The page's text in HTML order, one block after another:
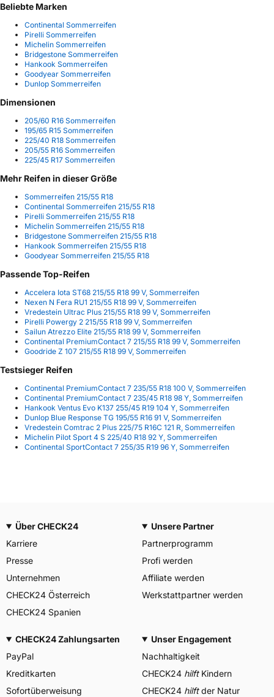
Beliebte Marken
Continental Sommerreifen
Pirelli Sommerreifen
Michelin Sommerreifen
Bridgestone Sommerreifen
Hankook Sommerreifen
Goodyear Sommerreifen
Dunlop Sommerreifen
Dimensionen
205/60 R16 Sommerreifen
195/65 R15 Sommerreifen
225/40 R18 Sommerreifen
205/55 R16 Sommerreifen
225/45 R17 Sommerreifen
Mehr Reifen in dieser Größe
Sommerreifen 215/55 R18
Continental Sommerreifen 215/55 R18
Pirelli Sommerreifen 215/55 R18
Michelin Sommerreifen 215/55 R18
Bridgestone Sommerreifen 215/55 R18
Hankook Sommerreifen 215/55 R18
Goodyear Sommerreifen 215/55 R18
Passende Top-Reifen
Accelera Iota ST68 215/55 R18 99 V, Sommerreifen
Nexen N Fera RU1 215/55 R18 99 V, Sommerreifen
Vredestein Ultrac Plus 215/55 R18 99 V, Sommerreifen
Pirelli Powergy 2 215/55 R18 99 V, Sommerreifen
Sailun Atrezzo Elite 215/55 R18 99 V, Sommerreifen
Continental PremiumContact 7 215/55 R18 99 V, Sommerreifen
Goodride Z 107 215/55 R18 99 V, Sommerreifen
Testsieger Reifen
Continental PremiumContact 7 235/55 R18 100 V, Sommerreifen
Continental PremiumContact 7 235/45 R18 98 Y, Sommerreifen
Hankook Ventus Evo K137 255/45 R19 104 Y, Sommerreifen
Dunlop Blue Response TG 195/55 R16 91 V, Sommerreifen
Vredestein Comtrac 2 Plus 225/75 R16C 121 R, Sommerreifen
Michelin Pilot Sport 4 S 225/40 R18 92 Y, Sommerreifen
Continental SportContact 7 255/35 R19 96 Y, Sommerreifen
Über CHECK24
Karriere
Presse
Unternehmen
CHECK24 Österreich
CHECK24 Spanien
Unsere Partner
Partnerprogramm
Profi werden
Affiliate werden
Werkstattpartner werden
CHECK24 Zahlungsarten
PayPal
Kreditkarten
Sofortüberweisung
Unser Engagement
Nachhaltigkeit
CHECK24 hilftKindern
CHECK24 hilftder Natur